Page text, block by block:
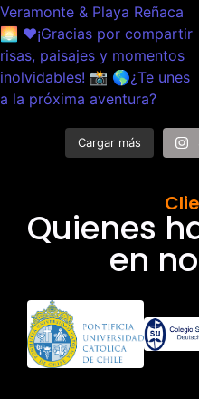
Cargar más
Quienes
en